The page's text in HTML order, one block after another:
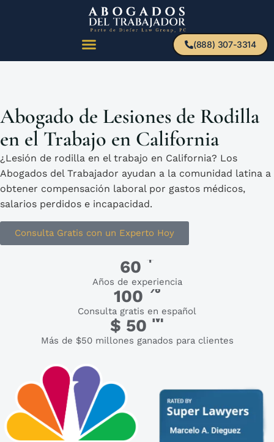
(888) 307-3314
Abogado de Lesiones de Rodilla
en el Trabajo en California
¿Lesión de rodilla en el trabajo en California? Los
Abogados del Trabajador ayudan a la comunidad latina a
obtener compensación laboral por gastos médicos,
salarios perdidos e incapacidad.
Consulta Gratis con un Experto Hoy
60 +
Años de experiencia
100 %
Consulta gratis en español
$ 50 M
Más de $50 millones ganados para clientes